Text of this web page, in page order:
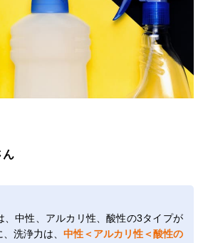
ん
、中性、アルカリ性、酸性の3タイプが
洗浄力は、 中性＜アルカリ性＜酸性の